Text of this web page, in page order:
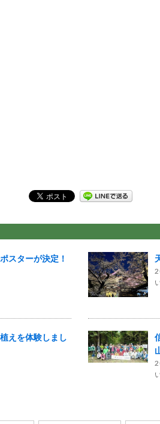
スターが決定！
えを体験しまし